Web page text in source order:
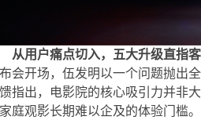
从用户痛点切入，五大升级直指
会开场，伍发明以一个问题抛出
指出，电影院的核心吸引力并非
庭观影长期难以企及的体验门槛。